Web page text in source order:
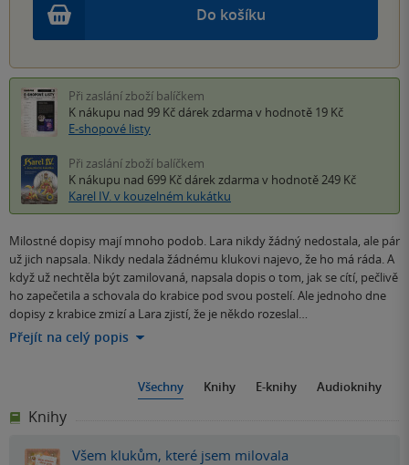
Do košíku
Při zaslání zboží balíčkem
K nákupu nad 99 Kč dárek zdarma v hodnotě 19 Kč
E-shopové listy
Při zaslání zboží balíčkem
K nákupu nad 699 Kč dárek zdarma v hodnotě 249 Kč
Karel IV. v kouzelném kukátku
Milostné dopisy mají mnoho podob. Lara nikdy žádný nedostala, ale pár
už jich napsala. Nikdy nedala žádnému klukovi najevo, že ho má ráda. A
když už nechtěla být zamilovaná, napsala dopis o tom, jak se cítí, pečlivě
ho zapečetila a schovala do krabice pod svou postelí. Ale jednoho dne
dopisy z krabice zmizí a Lara zjistí, že je někdo rozeslal…
Přejít na celý popis
Všechny Knihy E-knihy Audioknihy
Knihy
Všem klukům, které jsem milovala